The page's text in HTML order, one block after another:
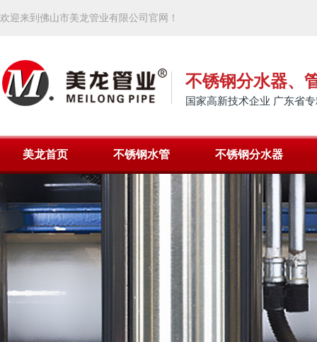
欢迎来到佛山市美龙管业有限公司官网！
不锈钢分水器、
国家高新技术企业 广东省
美龙首页 不锈钢水管 不锈钢分水器